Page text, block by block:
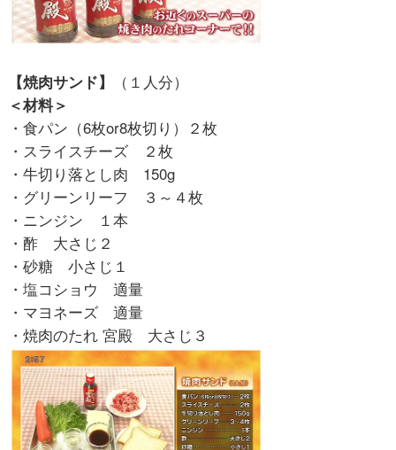
【焼肉サンド】
（１人分）
＜材料＞
・食パン（6枚or8枚切り）２枚
・スライスチーズ ２枚
・牛切り落とし肉 150g
・グリーンリーフ ３～４枚
・ニンジン １本
・酢 大さじ２
・砂糖 小さじ１
・塩コショウ 適量
・マヨネーズ 適量
・焼肉のたれ 宮殿 大さじ３